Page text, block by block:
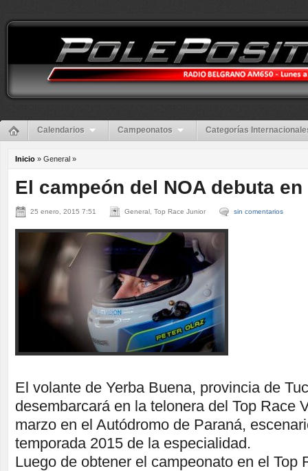
Calendarios Campeonatos Categorías
Inicio » General »
El campeón del NOA debuta
25 enero, 2015 7:51 General, Top Race Junior sin comentarios
El volante de Yerba Buena, provincia de
desembarcará en la telonera del Top Race
marzo en el Autódromo de Paraná,
temporada 2015 de la especialidad.
Luego de obtener el campeonato en el Top